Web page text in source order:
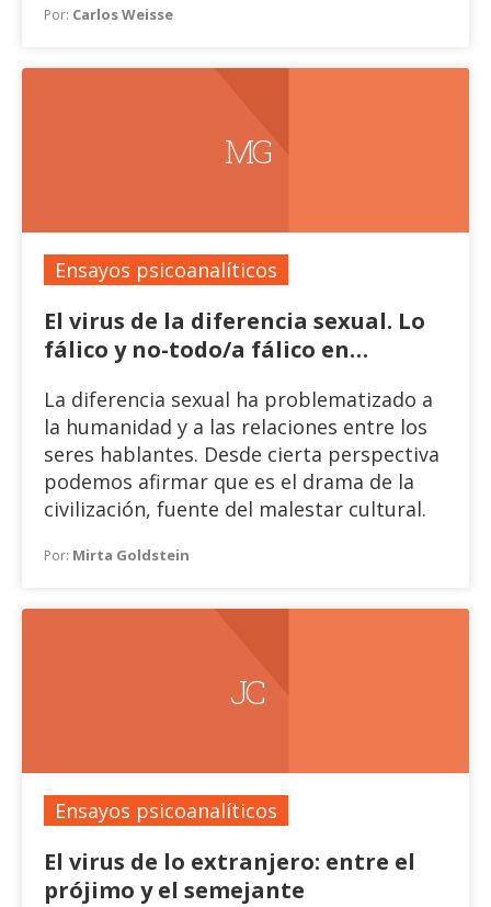
que se ejerce sobre los sujetos, tanto en
Por: Carlos Weisse
M G
Ensayos psicoanalíticos
El virus de la diferencia sexual. Lo
fálico y no-todo/a fálico en
La diferencia sexual ha problematizado a
la humanidad y a las relaciones entre los
seres hablantes. Desde cierta perspectiva
podemos afirmar que es el drama de la
civilización, fuente del malestar cultural.
La sexualidad en términos psicoanalíticos
cada ser hablante resulta un extranjero:
tres exilios derivan las dificultades que en
proliferan en identidades asignadas.
Por: Mirta Goldstein
J C
Ensayos psicoanalíticos
El virus de lo extranjero: entre el
prójimo y el semejante